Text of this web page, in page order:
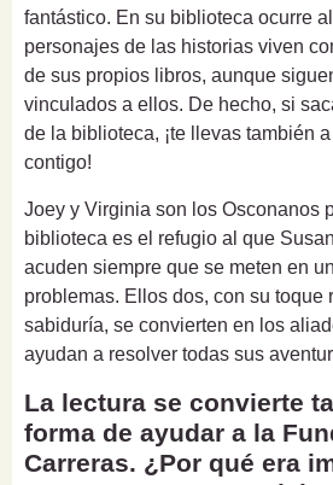
fantástico. En su biblioteca ocurre
personajes de las historias viven
de sus propios libros, aunque
vinculados a ellos. De hecho, si
de la biblioteca, ¡te llevas también
contigo!
Joey y Virginia son los Osconanos
biblioteca es el refugio al que
acuden siempre que se meten en
problemas. Ellos dos, con su toque
sabiduría, se convierten en los
ayudan a resolver todas sus
La lectura se convierte
forma de ayudar a la
Carreras. ¿Por qué era